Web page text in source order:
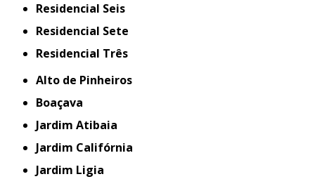
Residencial Seis
Residencial Sete
Residencial Três
Alto de Pinheiros
Boaçava
Jardim Atibaia
Jardim Califórnia
Jardim Ligia